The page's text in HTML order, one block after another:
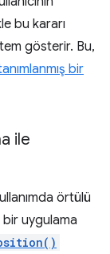
bu kararı
gösterir. Bu,
bir
ile
örtülü
bir uygulama